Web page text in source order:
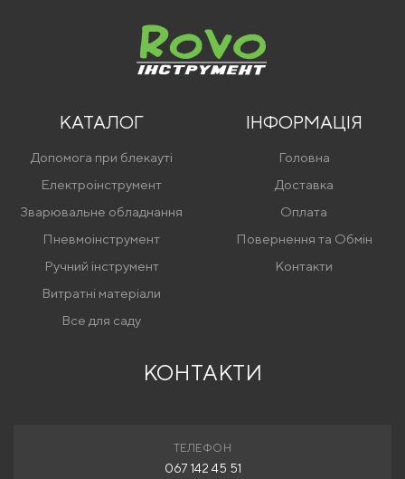
КАТАЛОГ
Допомога при блекауті
Електроінструмент
Зварювальне обладнання
Пневмоінструмент
Ручний інструмент
Витратні матеріали
Все для саду
ІНФОРМАЦІЯ
Головна
Доставка
Оплата
Повернення та Обмін
Контакти
КОНТАКТИ
ТЕЛЕФОН
067 142 45 51